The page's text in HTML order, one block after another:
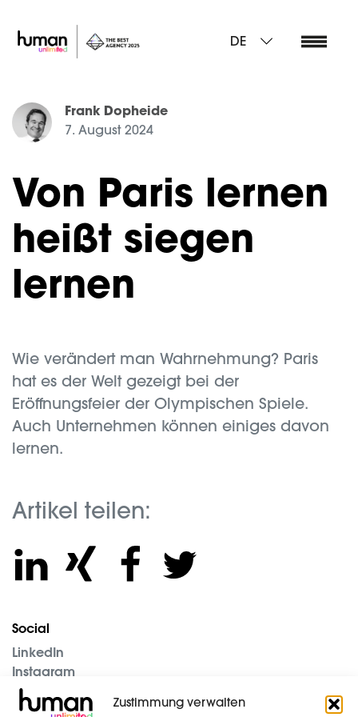
Zustimmung verwalten
DE
Frank Dopheide
7. August 2024
Von Paris lernen
heißt siegen
lernen
Wie verändert man Wahrnehmung? Paris
hat es der Welt gezeigt bei der
Eröffnungsfeier der Olympischen Spiele.
Auch Unternehmen können einiges davon
lernen.
Artikel teilen:
Social
LinkedIn
Instagram
Unternehmen